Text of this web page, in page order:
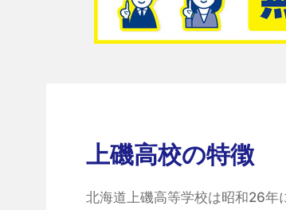
上磯高校の特徴
北海道上磯高等学校は昭和26年